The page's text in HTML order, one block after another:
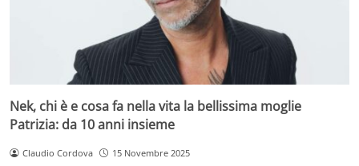
Nek, chi è e cosa fa nella vita la bellissima moglie
Patrizia: da 10 anni insieme
Claudio Cordova 15 Novembre 2025